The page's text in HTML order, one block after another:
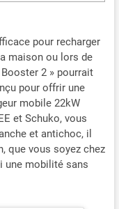
pour recharger
maison ou lors de
2 » pourrait
pour offrir une
mobile 22kW
et Schuko, vous
et antichoc, il
que vous soyez chez
une mobilité sans